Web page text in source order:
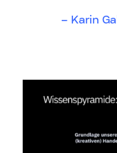
Karin